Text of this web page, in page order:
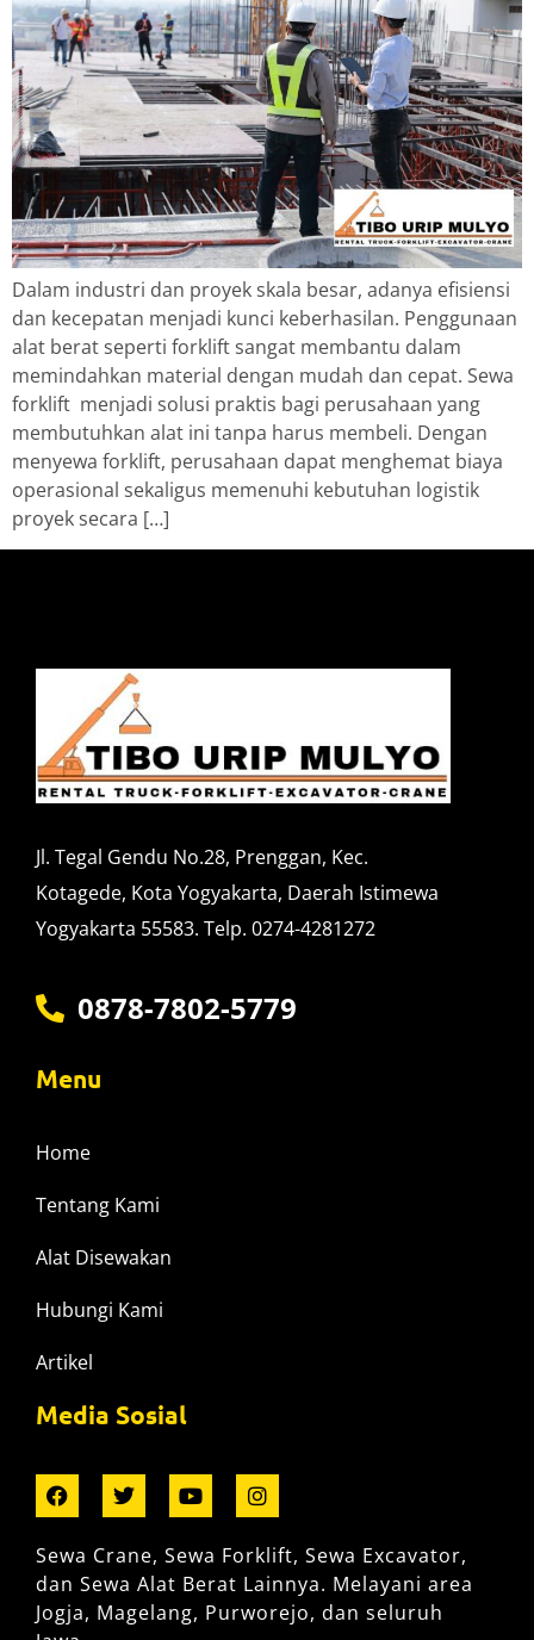
Dalam industri dan proyek skala besar, adanya efisiensi
dan kecepatan menjadi kunci keberhasilan. Penggunaan
alat berat seperti forklift sangat membantu dalam
memindahkan material dengan mudah dan cepat. Sewa
forklift menjadi solusi praktis bagi perusahaan yang
membutuhkan alat ini tanpa harus membeli. Dengan
menyewa forklift, perusahaan dapat menghemat biaya
operasional sekaligus memenuhi kebutuhan logistik
proyek secara […]
Jl. Tegal Gendu No.28, Prenggan, Kec.
Kotagede, Kota Yogyakarta, Daerah Istimewa
Yogyakarta 55583. Telp. 0274-4281272
0878-7802-5779
Menu
Home
Tentang Kami
Alat Disewakan
Hubungi Kami
Artikel
Media Sosial
Sewa Crane, Sewa Forklift, Sewa Excavator,
dan Sewa Alat Berat Lainnya. Melayani area
Jogja, Magelang, Purworejo, dan seluruh